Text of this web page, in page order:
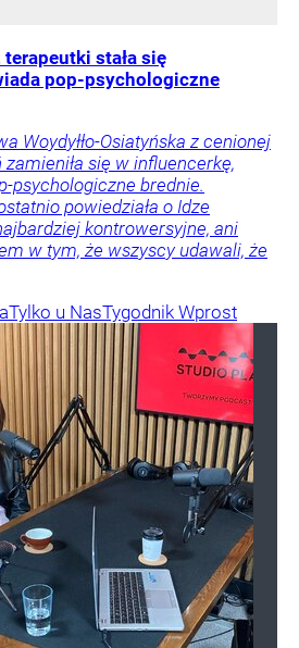
terapeutki stała się
pop-psychologiczne
Woydyłło-Osiatyńska z cenionej
się w influencerkę,
psychologiczne brednie.
powiedziała o Idze
kontrowersyjne, ani
w tym, że wszyscy udawali, że
Tylko u NasTygodnik Wprost